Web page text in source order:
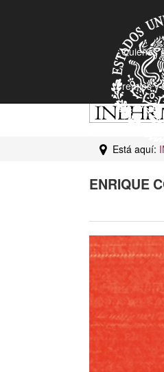
¿Quiénes
Premios y
Está aquí:
ENRIQUE